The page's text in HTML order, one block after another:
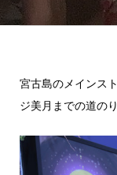
宮古島のメインス
ジ美月までの道の